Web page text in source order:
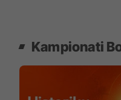
Kampionati